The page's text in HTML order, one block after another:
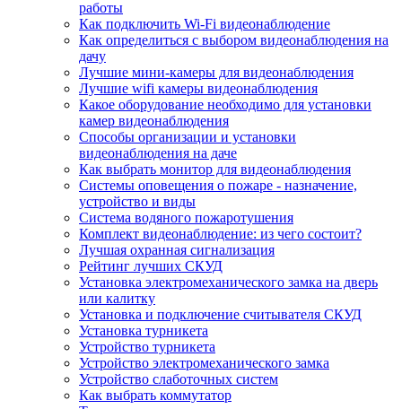
работы
Как подключить Wi-Fi видеонаблюдение
Как определиться с выбором видеонаблюдения на
дачу
Лучшие мини-камеры для видеонаблюдения
Лучшие wifi камеры видеонаблюдения
Какое оборудование необходимо для установки
камер видеонаблюдения
Способы организации и установки
видеонаблюдения на даче
Как выбрать монитор для видеонаблюдения
Системы оповещения о пожаре - назначение,
устройство и виды
Система водяного пожаротушения
Комплект видеонаблюдение: из чего состоит?
Лучшая охранная сигнализация
Рейтинг лучших СКУД
Установка электромеханического замка на дверь
или калитку
Установка и подключение считывателя СКУД
Установка турникета
Устройство турникета
Устройство электромеханического замка
Устройство слаботочных систем
Как выбрать коммутатор